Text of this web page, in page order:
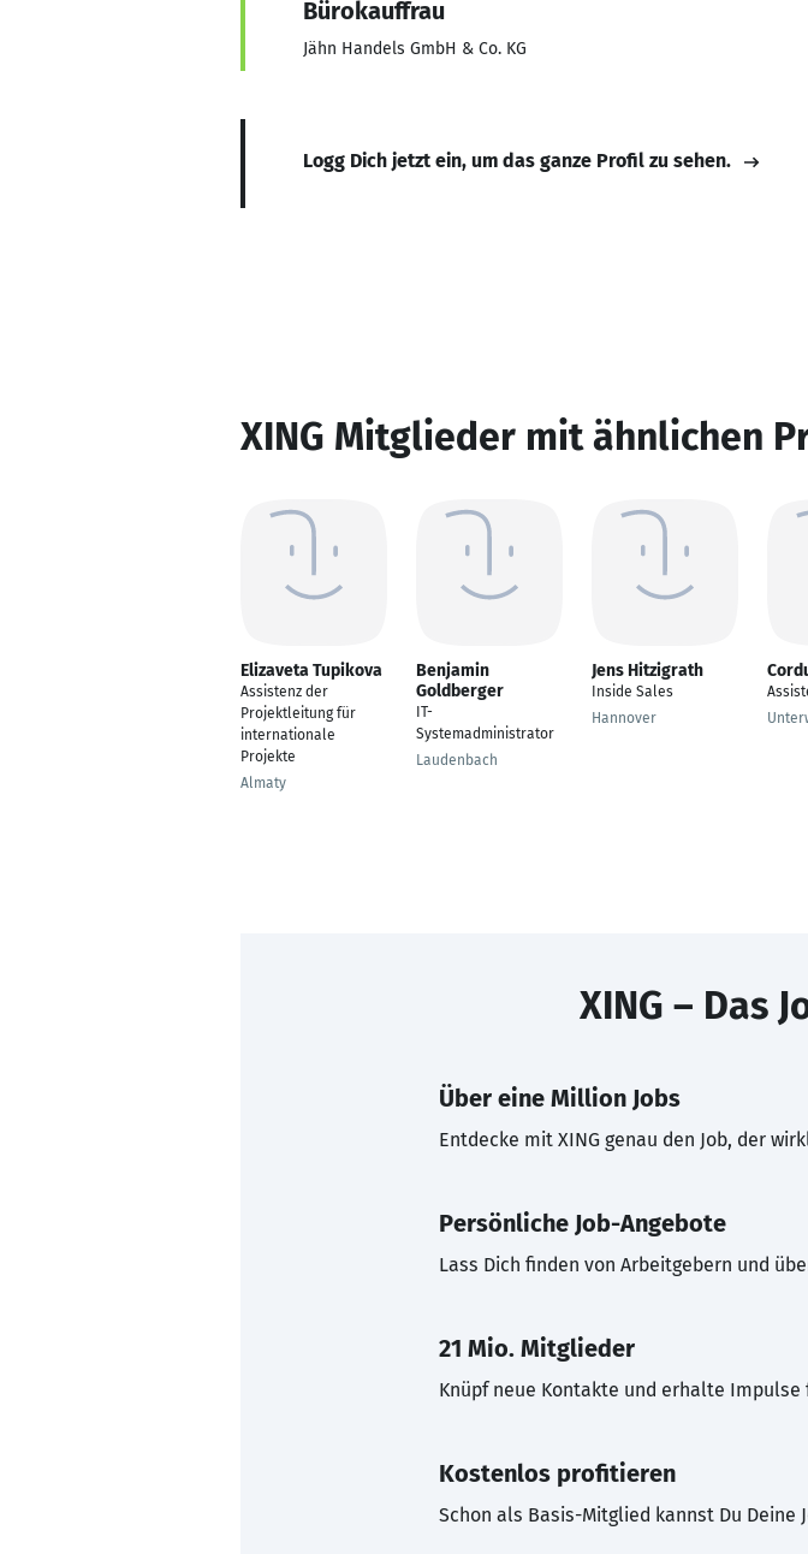
Bürokauffrau
Jähn Handels GmbH & Co. KG
Logg Dich jetzt ein, um das ganze Profil zu sehen.
XING Mitglieder mit ähnlichen
Elizaveta Tupikova
Assistenz der
Projektleitung für
internationale
Projekte
Almaty
Benjamin
Goldberger
IT-
Systemadministrator
Laudenbach
Jens Hitzigrath
Inside Sales
Hannover
XING – Das
Über eine Million Jobs
Entdecke mit XING genau den Job, der
Persönliche Job-Angebote
Lass Dich finden von Arbeitgebern und
21 Mio. Mitglieder
Knüpf neue Kontakte und erhalte Impulse
Kostenlos profitieren
Schon als Basis-Mitglied kannst Du Deine